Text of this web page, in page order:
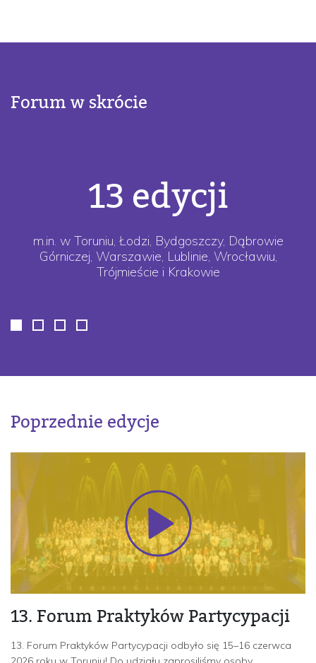
Forum w skrócie
13 edycji
m.in. w Toruniu, Łodzi, Bydgoszczy, Dąbrowie
Górniczej, Warszawie, Lublinie, Wrocławiu,
Trójmieście i Krakowie
Poprzednie edycje
13. Forum Praktyków Partycypacji
13. Forum Praktyków Partycypacji odbyło się 15–16 czerwca